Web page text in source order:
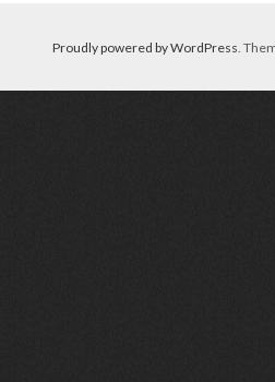
Proudly powered by WordPress.